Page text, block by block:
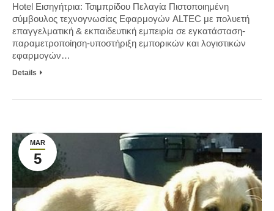
Hotel Εισηγήτρια: Τσιμπρίδου Πελαγία Πιστοποιημένη
σύμβουλος τεχνογνωσίας Εφαρμογών ALTEC με πολυετή
επαγγελματική & εκπαιδευτική εμπειρία σε εγκατάσταση-
παραμετροποίηση-υποστήριξη εμπορικών και λογιστικών
εφαρμογών…
Details
MAR
5